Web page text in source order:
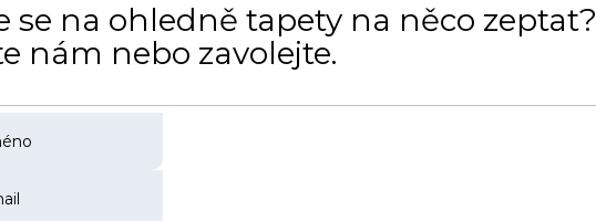
se na ohledně tapety na něco zeptat?
nám nebo zavolejte.